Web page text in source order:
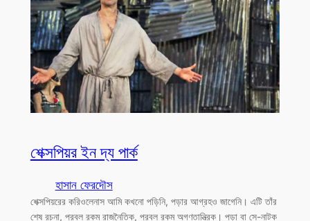
শেক্সপিয়র ইন দ্য পার্ক
হাসান ফেরদৌস
শেক্সপিয়রের করিওলেনাস আমি কখনো পড়িনি, পড়ার আগ্রহও জাগেনি। এটি তাঁর
শেষ রচনা, প্রবল রকম রাজনৈতিক, প্রবল রকম অগণতান্ত্রিক। পড়া বা সে-নাটক